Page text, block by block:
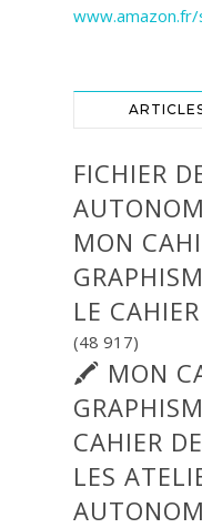
FICHIER
MON
LE
(48 917)
🖍 MON
CAHIER
LES